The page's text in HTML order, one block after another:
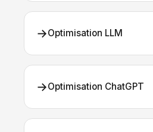
→Optimisation LLM
→Optimisation ChatGPT